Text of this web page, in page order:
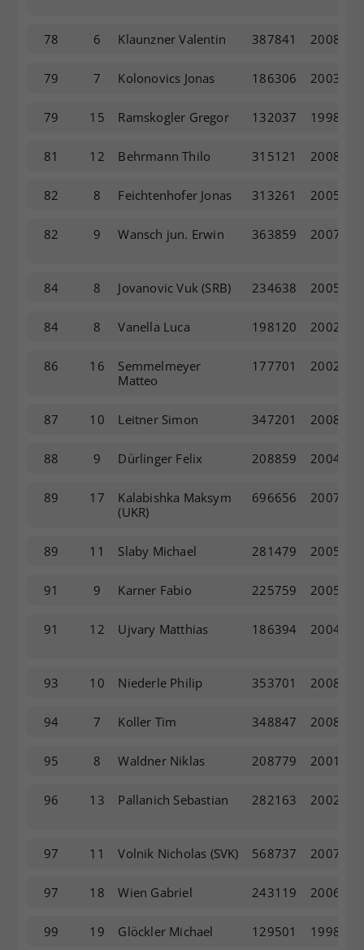
78 6 Klaunzner Valentin 387841 2008
79 7 Kolonovics Jonas 186306 2003
79 15 Ramskogler Gregor 132037 1998
81 12 Behrmann Thilo 315121 2008
82 8 Feichtenhofer Jonas 313261 2005
82 9 Wansch jun. Erwin 363859 2007
84 8 Jovanovic Vuk(SRB) 234638 2005
84 8 Vanella Luca 198120 2002
86 16
Semmelmeyer
Matteo
177701 2002
87 10 Leitner Simon 347201 2008
88 9 Dürlinger Felix 208859 2004
89 17
Kalabishka Maksym
(UKR)
696656 2007
89 11 Slaby Michael 281479 2005
91 9 Karner Fabio 225759 2005
91 12 Ujvary Matthias 186394 2004
93 10 Niederle Philip 353701 2008
94 7 Koller Tim 348847 2008
95 8 Waldner Niklas 208779 2001
96 13 Pallanich Sebastian 282163 2002
97 11 Volnik Nicholas (SVK) 568737 2007
97 18 Wien Gabriel 243119 2006
99 19 Glöckler Michael 129501 1998